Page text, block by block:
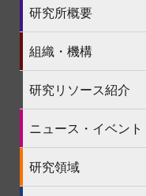
研究所概要
組織・機構
研究リソース紹介
ニュース・イベント
研究領域